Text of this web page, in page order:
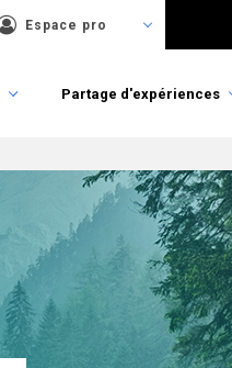
Espace pro
Partage d'expériences